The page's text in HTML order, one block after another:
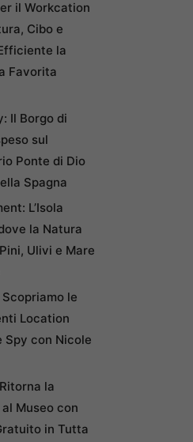
il Workcation
Cibo e
la
Favorita
Il Borgo di
sul
Ponte di Dio
Spagna
L’Isola
la Natura
Ulivi e Mare
le
Location
Spy con Nicole
la
Museo con
in Tutta